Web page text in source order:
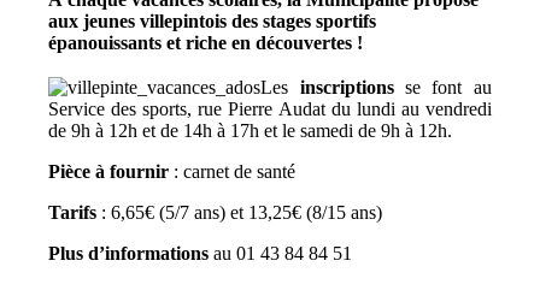
aux jeunes villepintois des stages sportifs
épanouissants et riche en découvertes !
Les inscriptionsse font au
Service des sports, rue Pierre Audat du lundi au vendredi
de 9h à 12h et de 14h à 17h et le samedi de 9h à 12h.
Pièce à fournir : carnet de santé
Tarifs : 6,65€ (5/7 ans) et 13,25€ (8/15 ans)
Plus d’informations au 01 43 84 84 51